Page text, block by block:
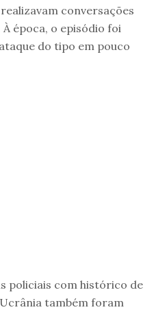
conversações
época, o episódio foi
do tipo em pouco
policiais com histórico de
também foram